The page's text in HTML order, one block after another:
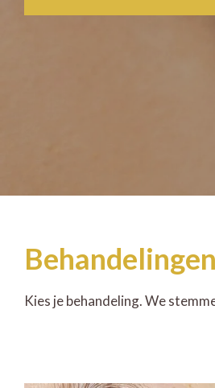
Behandelingen
Kies je behandeling. We